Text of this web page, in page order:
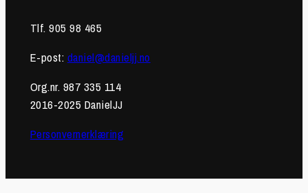
Tlf. 905 98 465
E-post: daniel@danieljj.no
Org.nr. 987 335 114
2016-2025 DanielJJ
Personvernerklæring